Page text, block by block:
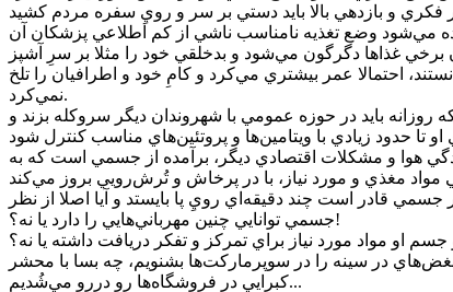
مي‌شود وضع تغذيه نامناسب ناشي از کم اطلاعي پزشکان آن
برخي غذاها دگرگون مي‌شود و بدخلقي خود را مثلا بر سرِ آشپز
احتمالا عمر بيشتري مي‌کرد و کامِ خود و اطرافيان را تلخ
نمي‌کرد.
بايد در حوزه عمومي با شهروندان ديگر سر‌و‌کله بزند و
هوا و مشکلات اقتصادي ديگر، برآمده از جسمي است که به
جسمي قادر است چند دقيقه‌اي رويِ پا بايستد و آيا اصلا از نظر
جسمي توانايي چنين مهرباني‌هايي را دارد يا نه؟!
او مواد مورد نياز براي تمرکز و تفکر دريافت داشته يا نه؟
در سينه را در سوپر‌مارکت‌ها بشنويم، چه بسا با محشر
کبرايي در فروشگاه‌ها رو در‌رو مي‌شُديم...